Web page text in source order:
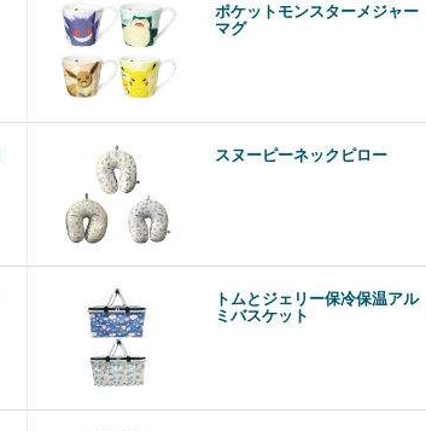
ポケットモンスターメジャー
マグ
スヌーピーネックピロー
トムとジェリー保冷保温アル
ミバスケット